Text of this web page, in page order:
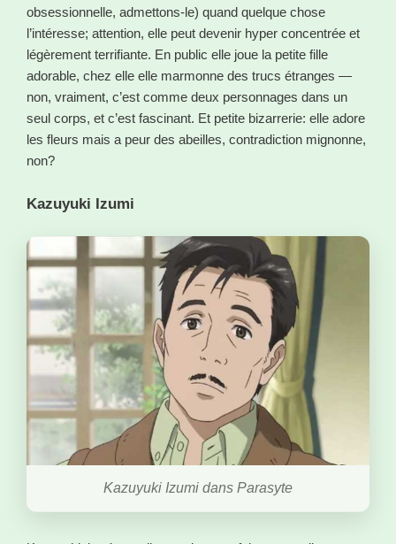
obsessionnelle, admettons-le) quand quelque chose
l’intéresse; attention, elle peut devenir hyper concentrée et
légèrement terrifiante. En public elle joue la petite fille
adorable, chez elle elle marmonne des trucs étranges —
non, vraiment, c’est comme deux personnages dans un
seul corps, et c’est fascinant. Et petite bizarrerie: elle adore
les fleurs mais a peur des abeilles, contradiction mignonne,
non?
Kazuyuki Izumi
Kazuyuki Izumi dans Parasyte